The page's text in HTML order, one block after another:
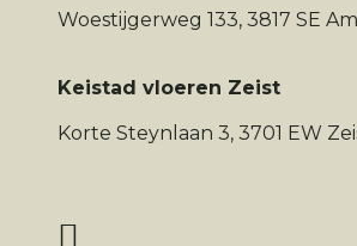
Woestijgerweg 133, 3817 SE
Keistad vloeren Zeist
Korte Steynlaan 3, 3701 EW